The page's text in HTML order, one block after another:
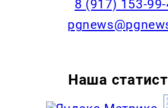
‭8 (917) 153-
Наша